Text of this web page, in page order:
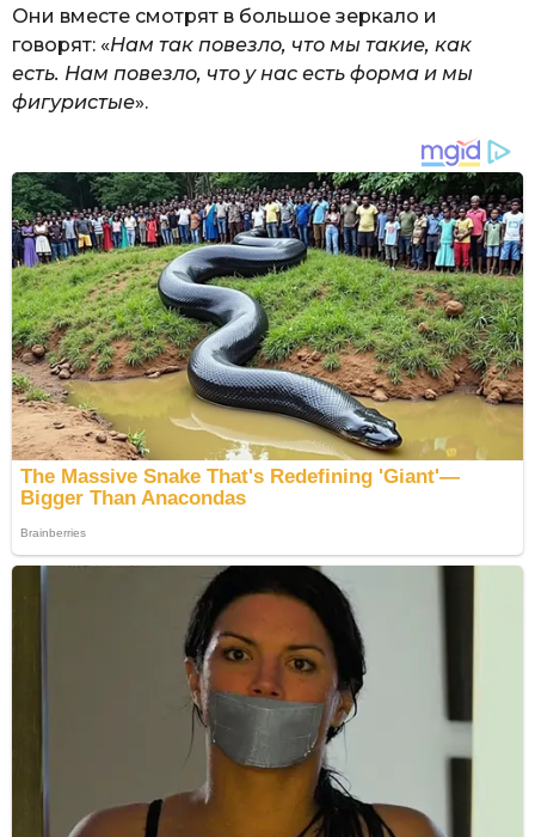
Они вместе смотрят в большое зеркало и
говорят: «Нам так повезло, что мы такие, как
есть. Нам повезло, что у нас есть форма и мы
фигуристые».